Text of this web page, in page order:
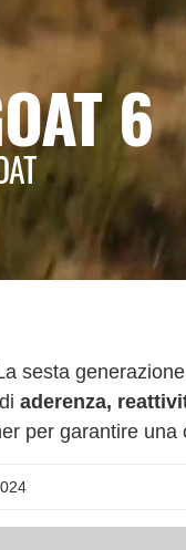
6
sesta
aderenza,
per garantire